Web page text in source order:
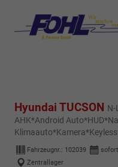
Hyundai TUCSON N-
AHK*Android
Fahrzeugnr.: 102039
Zentrallager